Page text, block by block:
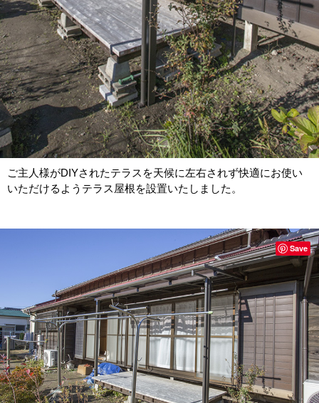
ご主人様がDIYされたテラスを天候に左右されず快適にお使い
いただけるようテラス屋根を設置いたしました。
Save